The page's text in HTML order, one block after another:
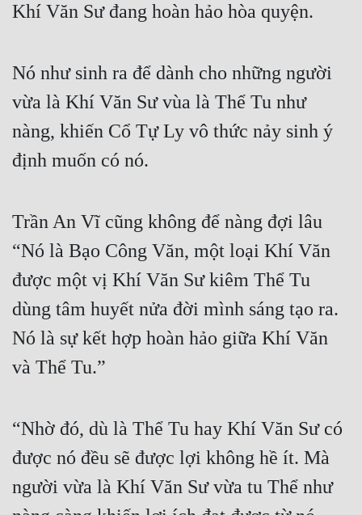
Khí Văn Sư đang hoàn hảo hòa quyện.
Nó như sinh ra để dành cho những người
vừa là Khí Văn Sư vùa là Thể Tu như
nàng, khiến Cổ Tự Ly vô thức nảy sinh ý
định muốn có nó.
Trần An Vĩ cũng không để nàng đợi lâu
“Nó là Bạo Công Văn, một loại Khí Văn
được một vị Khí Văn Sư kiêm Thể Tu
dùng tâm huyết nửa đời mình sáng tạo ra.
Nó là sự kết hợp hoàn hảo giữa Khí Văn
và Thể Tu.”
“Nhờ đó, dù là Thể Tu hay Khí Văn Sư có
được nó đều sẽ được lợi không hề ít. Mà
người vừa là Khí Văn Sư vừa tu Thể như